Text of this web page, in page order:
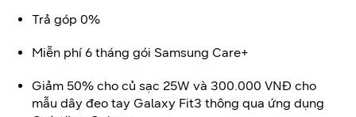
Trả góp 0%
Miễn phí 6 tháng gói Samsung Care+
Giảm 50% cho củ sạc 25W và 300.000 VNĐ cho
mẫu dây đeo tay Galaxy Fit3 thông qua ứng dụng